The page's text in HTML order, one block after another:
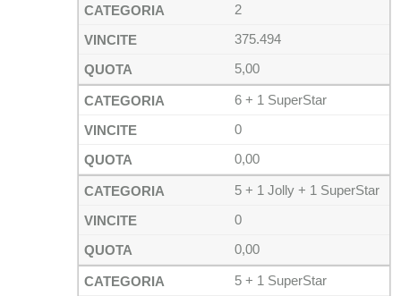
2
375.494
5,00
6 + 1 SuperStar
0
0,00
5 + 1 Jolly + 1 SuperStar
0
0,00
5 + 1 SuperStar